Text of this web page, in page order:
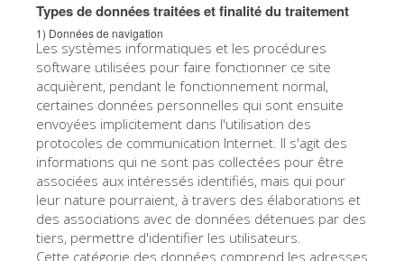
Le Musée Galilée
Le Jardin de Boboli
La tour d'Arnolfo
Le Corridor de Vasari
Le Palazzo Vecchio
Santa Maria Novella
la Basilique de Santa Croce
Types de données traitées et finalité du traitement
1) Données de navigation
Les systèmes informatiques et les procédures
software utilisées pour faire fonctionner ce site
acquièrent, pendant le fonctionnement normal,
certaines données personnelles qui sont ensuite
envoyées implicitement dans l'utilisation des
protocoles de communication Internet. Il s'agit des
informations qui ne sont pas collectées pour être
associées aux intéressés identifiés, mais qui pour
leur nature pourraient, à travers des élaborations et
des associations avec de données détenues par des
tiers, permettre d'identifier les utilisateurs.
Cette catégorie des données comprend les adresses